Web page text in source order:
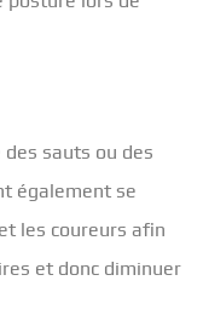
sauts ou des
également se
les coureurs afin
et donc diminuer